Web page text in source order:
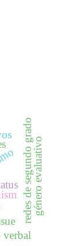
redes de segundo grado
verbal
género evaluativo